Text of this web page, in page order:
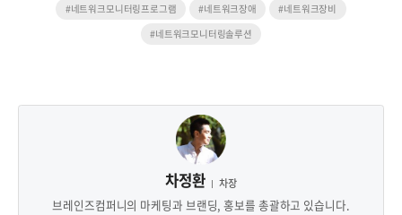
#네트워크모니터링프로그램
#네트워크장애
#네트워크장비
#네트워크모니터링솔루션
차정환 차장
브레인즈컴퍼니의 마케팅과 브랜딩, 홍보를 총괄하고 있습니다.